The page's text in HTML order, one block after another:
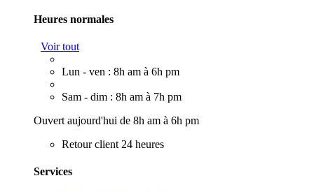
Heures normales
Voir tout
Lun - ven : 8h am à 6h pm
Sam - dim : 8h am à 7h pm
Ouvert aujourd'hui de 8h am à 6h pm
Retour client 24 heures
Services